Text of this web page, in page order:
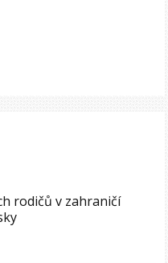
rodičů v zahraničí